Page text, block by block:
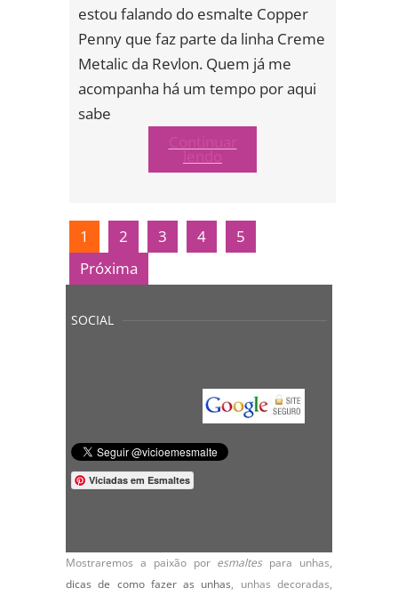
estou falando do esmalte Copper
Penny que faz parte da linha Creme
Metalic da Revlon. Quem já me
acompanha há um tempo por aqui
sabe
lendo
1 2 3 4
5
Próxima
SOCIAL
Viciadas em Esmaltes
Mostraremos a paixão por esmaltes para unhas,
dicas de como fazer as unhas, unhas decoradas,